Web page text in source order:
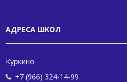
АДРЕСА ШКОЛ
Куркино
+7 (966) 324-14-99